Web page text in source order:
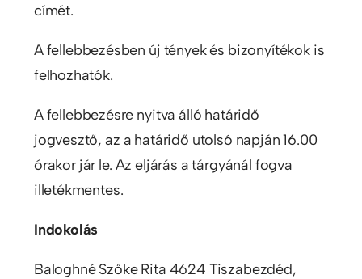
címét.
A fellebbezésben új tények és bizonyítékok is
felhozhatók.
A fellebbezésre nyitva álló határidő
jogvesztő, az a határidő utolsó napján 16.00
órakor jár le. Az eljárás a tárgyánál fogva
illetékmentes.
Indokolás
Baloghné Szőke Rita 4624 Tiszabezdéd,